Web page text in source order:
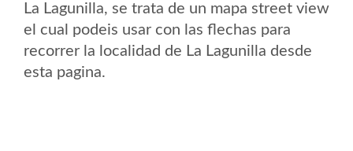
La Lagunilla, se trata de un mapa street view
el cual podeis usar con las flechas para
recorrer la localidad de La Lagunilla desde
esta pagina.